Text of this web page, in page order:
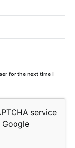
for the next time I
service